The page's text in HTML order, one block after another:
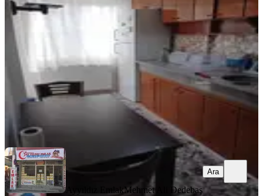
Akhisar, Cumhuriyet Mahallesi
· 2. Kat 06.08.2026
26.000 ₺
Mehmet Ali Dedebaş
Ara
Ayyıldız EmlakMehmet Ali Dedebaş
Ara